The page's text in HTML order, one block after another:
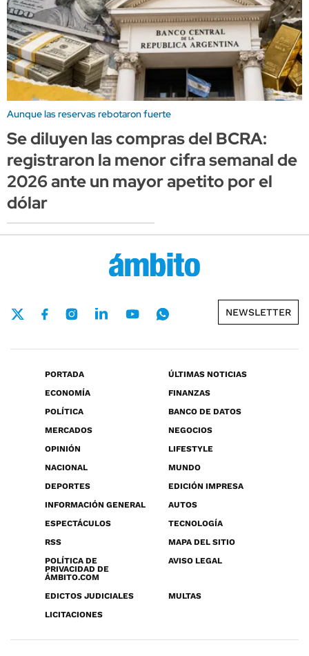
Aunque las reservas rebotaron fuerte
Se diluyen las compras del BCRA:
registraron la menor cifra semanal de
2026 ante un mayor apetito por el
dólar
NEWSLETTER
PORTADA
ÚLTIMAS NOTICIAS
ECONOMÍA
FINANZAS
POLÍTICA
BANCO DE DATOS
MERCADOS
NEGOCIOS
OPINIÓN
LIFESTYLE
NACIONAL
MUNDO
DEPORTES
EDICIÓN IMPRESA
INFORMACIÓN GENERAL
AUTOS
ESPECTÁCULOS
TECNOLOGÍA
RSS
MAPA DEL SITIO
POLÍTICA DE
PRIVACIDAD DE
ÁMBITO.COM
AVISO LEGAL
EDICTOS JUDICIALES
MULTAS
LICITACIONES